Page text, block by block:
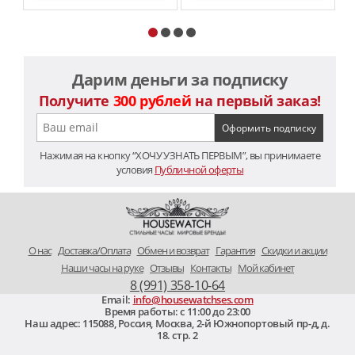
Дарим деньги за подписку
Получите 300 рублей на первый заказ!
Нажимая на кнопку “ХОЧУ УЗНАТЬ ПЕРВЫМ”, вы принимаете
условия Публичной оферты
O нас Доставка/Оплата Обмен и возврат Гарантия Скидки и акции
Наши часы на руке Отзывы Контакты Мой кабинет
8 (991) 358-10-64
Email: info@housewatchses.com
Время работы: c 11:00 до 23:00
Наш адрес: 115088, Россия, Москва 2-й Южнопортовый пр-д, д.
18. стр. 2